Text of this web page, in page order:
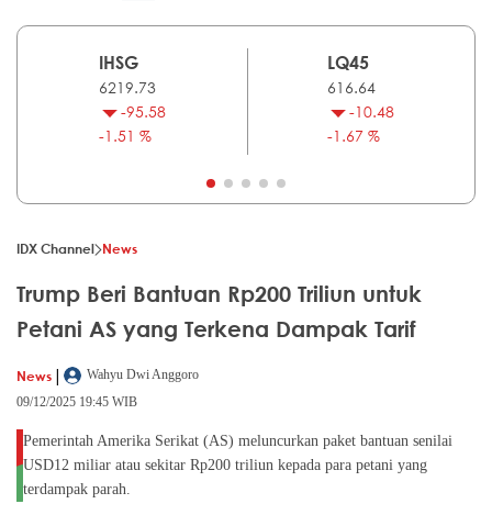
IHSG
6219.73
-95.58
-1.51 %
LQ45
616.64
-10.48
-1.67 %
IDX Channel News
Trump Beri Bantuan Rp200 Triliun untuk
Petani AS yang Terkena Dampak Tarif
News |
Wahyu Dwi Anggoro
09/12/2025 19:45 WIB
Pemerintah Amerika Serikat (AS) meluncurkan paket bantuan senilai
USD12 miliar atau sekitar Rp200 triliun kepada para petani yang
terdampak parah.